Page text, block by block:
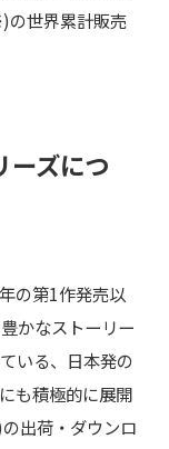
世界累計販売
ーズにつ
の第1作発売以
かなストーリー
いる、日本発の
も積極的に展開
出荷・ダウンロ